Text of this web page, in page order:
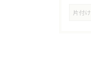
片付け